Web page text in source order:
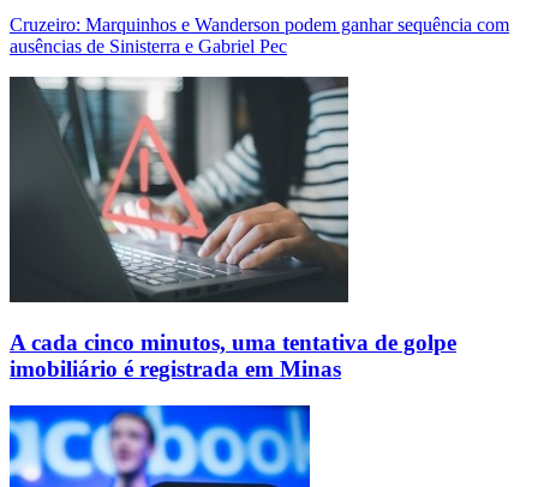
Cruzeiro: Marquinhos e Wanderson podem ganhar sequência com
ausências de Sinisterra e Gabriel Pec
A cada cinco minutos, uma tentativa de golpe
imobiliário é registrada em Minas